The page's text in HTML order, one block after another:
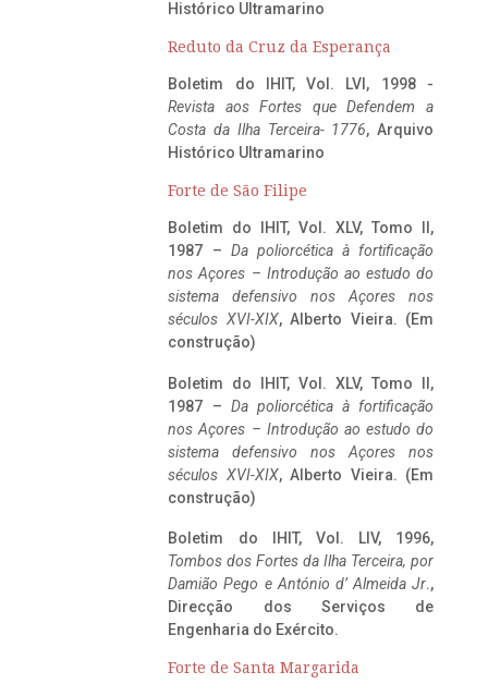
Histórico Ultramarino
Reduto da Cruz da Esperança
Boletim do IHIT, Vol. LVI, 1998 -
Revista aos Fortes que Defendem a
Costa da Ilha Terceira- 1776, Arquivo
Histórico Ultramarino
Forte de São Filipe
Boletim do IHIT, Vol. XLV, Tomo II,
1987 – Da poliorcética à fortificação
nos Açores – Introdução ao estudo do
sistema defensivo nos Açores nos
séculos XVI-XIX, Alberto Vieira. (Em
construção)
Boletim do IHIT, Vol. XLV, Tomo II,
1987 – Da poliorcética à fortificação
nos Açores – Introdução ao estudo do
sistema defensivo nos Açores nos
séculos XVI-XIX, Alberto Vieira. (Em
construção)
Boletim do IHIT, Vol. LIV, 1996,
Tombos dos Fortes da Ilha Terceira, por
Damião Pego e António d’ Almeida Jr.,
Direcção dos Serviços de
Engenharia do Exército.
Forte de Santa Margarida